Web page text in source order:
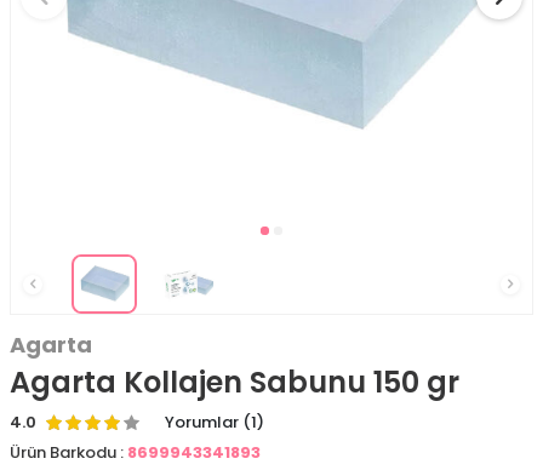
Agarta
Agarta Kollajen Sabunu 150 gr
4.0
Yorumlar (1)
Ürün Barkodu : 8699943341893